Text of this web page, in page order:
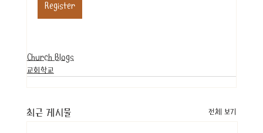
Register
Church Blogs
교회학교
최근 게시물 전체 보기